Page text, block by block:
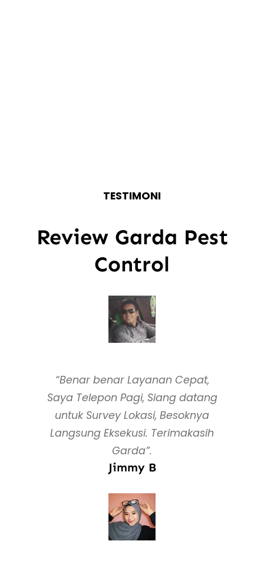
TESTIMONI
Review Garda Pest
Control
“Benar benar Layanan Cepat,
Saya Telepon Pagi, Siang datang
untuk Survey Lokasi, Besoknya
Langsung Eksekusi. Terimakasih
Garda”.
Jimmy B